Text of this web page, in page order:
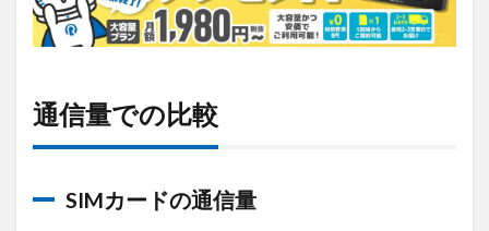
通信量での比較
SIMカードの通信量